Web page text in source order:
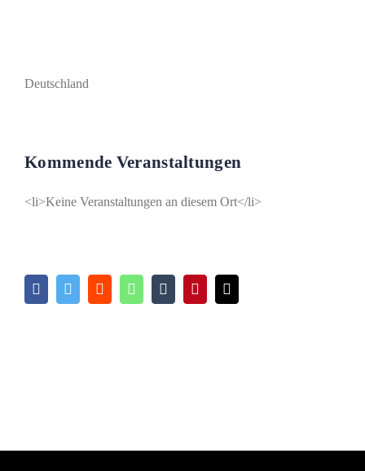
Deutschland
Kommende Veranstaltungen
<li>Keine Veranstaltungen an diesem Ort</li>
Facebook
Twitter Reddit WhatsApp
Tumblr Pinterest
Mail